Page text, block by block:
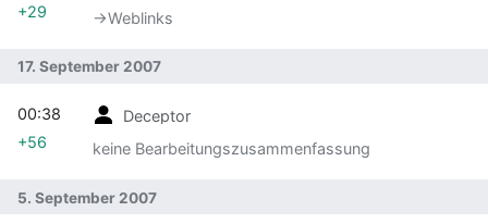
→‎Weblinks
+29
17. September 2007
Deceptor
keine Bearbeitungszusammenfassung
00:38
+56
5. September 2007